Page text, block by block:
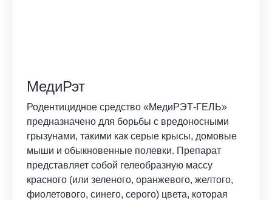
МедиРэт
Родентицидное средство «МедиРЭТ-ГЕЛЬ»
предназначено для борьбы с вредоносными
грызунами, такими как серые крысы, домовые
мыши и обыкновенные полевки. Препарат
представляет собой гелеобразную массу
красного (или зеленого, оранжевого, желтого,
фиолетового, синего, серого) цвета, которая